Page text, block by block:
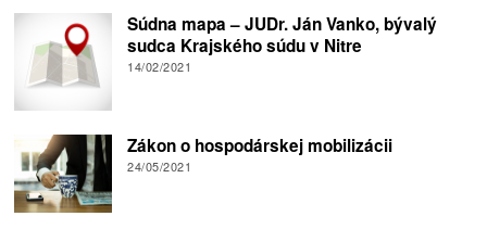
Súdna mapa – JUDr. Ján Vanko, bývalý
sudca Krajského súdu v Nitre
14/02/2021
Zákon o hospodárskej mobilizácii
24/05/2021